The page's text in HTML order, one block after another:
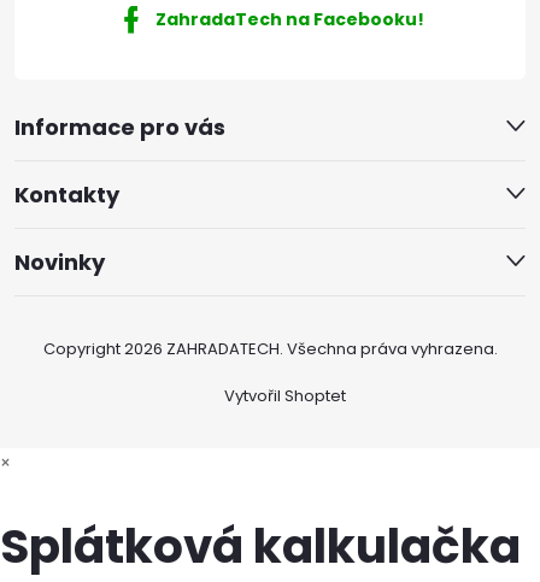
Informace pro vás
Kontakty
Novinky
ZahradaTech na Facebooku!
Vytvořil Shoptet
Copyright 2026 ZAHRADATECH. Všechna práva vyhrazena.
×
Splátková kalkulačka